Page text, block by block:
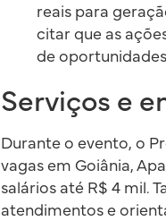
reais para
citar que as
de
Serviços e
Durante o evento, o
vagas em Goiânia,
salários até R$ 4 mil.
atendimentos e